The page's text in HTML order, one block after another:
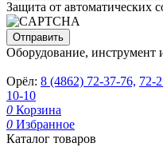
Защита от автоматических
Оборудование, инструмент
Орёл: 8 (4862) 72-37-76, 72-
10-10
0 Корзина
0 Избранное
Каталог товаров